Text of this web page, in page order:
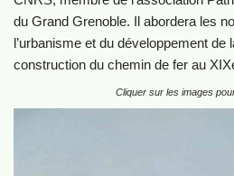
du Grand Grenoble. Il abordera les
l’urbanisme et du développement de
construction du chemin de fer au
Cliquer sur les images